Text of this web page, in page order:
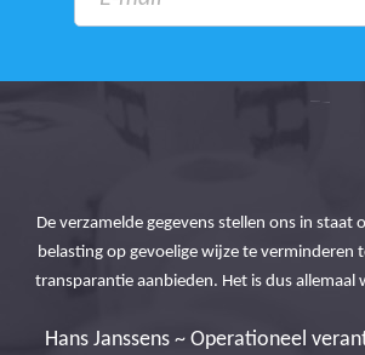
De verzamelde gegevens stellen ons in staat
belasting op gevoelige wijze te verminderen
transparantie aanbieden. Het is dus allemaal
Hans Janssens ~ Operationeel